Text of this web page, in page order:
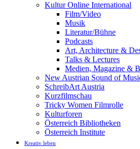
Kultur Online International
Film/Video
Musik
Literatur/Bühne
Podcasts
Art, Architecture &
Talks & Lectures
Medien, Magazine &
New Austrian Sound of
SchreibArt Austria
Kurzfilmschau
Tricky Women Filmrolle
Kulturforen
Österreich Bibliotheken
Österreich Institute
Kreativ leben